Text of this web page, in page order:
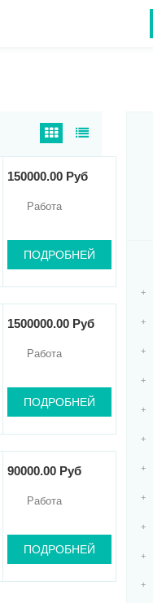
+
+
+
+
+
+
+
+
+
+
+
150000.00 Руб
Работа
ПОДРОБНЕЙ
1500000.00 Руб
Работа
ПОДРОБНЕЙ
90000.00 Руб
Работа
ПОДРОБНЕЙ